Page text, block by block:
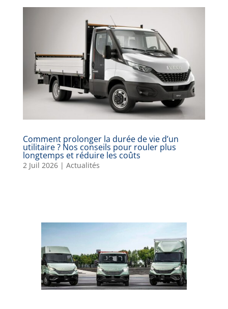
Comment prolonger la durée de vie d’un
utilitaire ? Nos conseils pour rouler plus
longtemps et réduire les coûts
2 Juil 2026| Actualités